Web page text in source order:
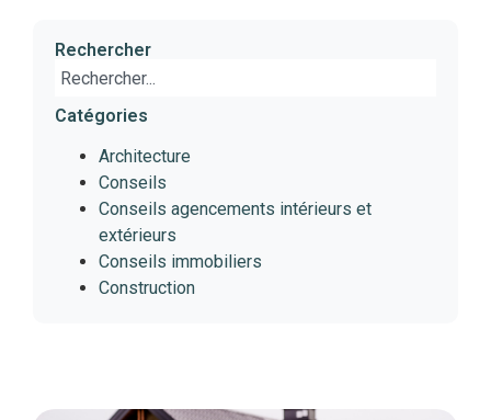
Rechercher
Catégories
Architecture
Conseils
Conseils agencements intérieurs et
extérieurs
Conseils immobiliers
Construction